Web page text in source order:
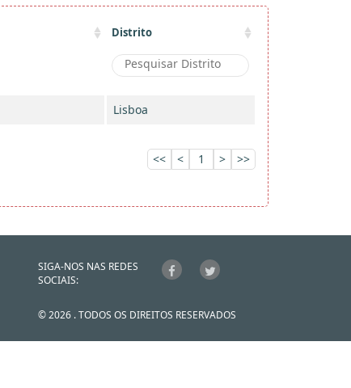
Distrito
Lisboa
<< < 1 > >>
SIGA-NOS NAS REDES
SOCIAIS:
© 2026 . TODOS OS DIREITOS RESERVADOS